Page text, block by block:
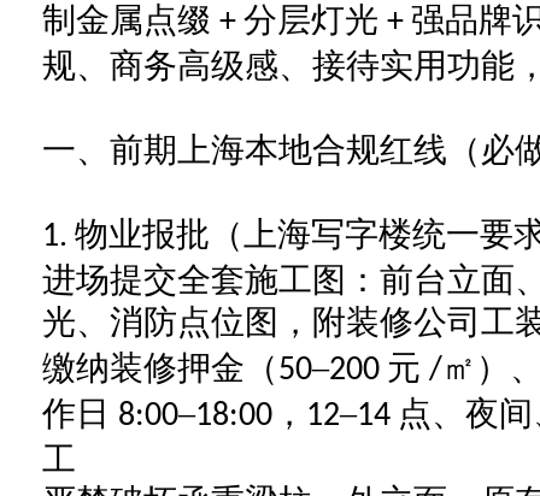
制金属点缀 + 分层灯光 + 强品牌
规、商务高级感、接待实用功能
一、前期上海本地合规红线（必
1. 物业报批（上海写字楼统一要
进场提交全套施工图：前台立面
光、消防点位图，附装修公司工
缴纳装修押金（50–200 元 /㎡）
作日 8:00–18:00 ， 12–14 点、夜
工